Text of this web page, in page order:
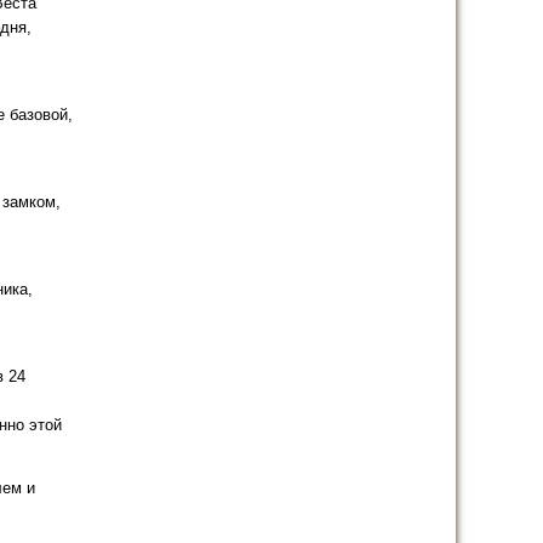
24
этой
и